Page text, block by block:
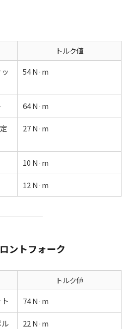
トルク値
54 N·m
64 N·m
27 N·m
10 N·m
12 N·m
ントフォーク
トルク値
74 N·m
22 N·m